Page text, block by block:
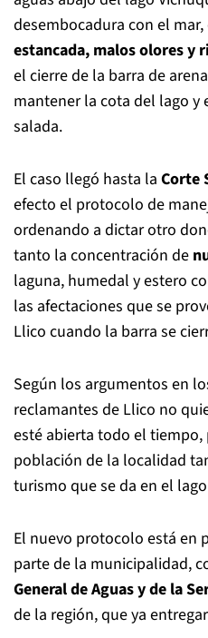
desembocadura con el
estancada, malos olores y
el cierre de la barra de
mantener la cota del lago y
salada.
El caso llegó hasta la Corte
efecto el protocolo de
ordenando a dictar otro
tanto la concentración de
laguna, humedal y estero
las afectaciones que se
Llico cuando la barra se
Según los argumentos en
reclamantes de Llico no
esté abierta todo el
población de la localidad
turismo que se da en el
El nuevo protocolo está en
parte de la municipalidad,
General de Aguas y de la
de la región, que ya